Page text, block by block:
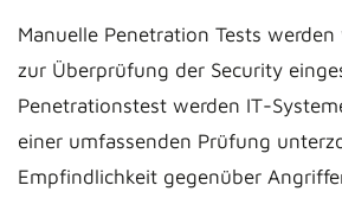
Manuelle Penetration Tests
zur Überprüfung der Security
Penetrationstest werden IT-
einer umfassenden Prüfung
Empfindlichkeit gegenüber